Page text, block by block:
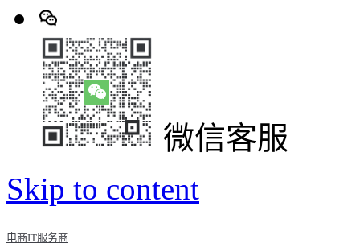
微信客服
Skip to content
电商IT服务商